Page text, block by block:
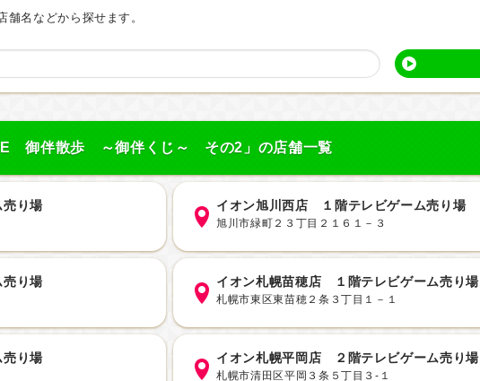
名などから探せます。
御伴散歩 ～御伴くじ～ その2」の店舗一覧
り場 イオン旭川西店 １階テレビゲーム売り場
旭川市緑町２３丁目２１６１－３
り場 イオン札幌苗穂店 １階テレビゲーム売り場
札幌市東区東苗穂２条３丁目１－１
り場 イオン札幌平岡店 ２階テレビゲーム売り場
札幌市清田区平岡３条５丁目３-１